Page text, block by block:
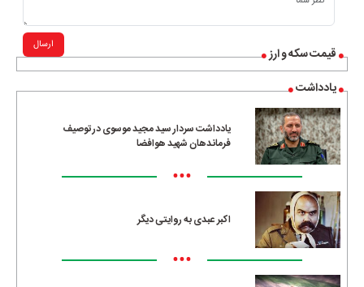
قیمت سکه و ارز
یادداشت
یادداشت سردار سید مجید موسوی در توصیف
فرماندهان شهید هوافضا
•••
اکبر عبدی به روایتی دیگر
•••
ارسال